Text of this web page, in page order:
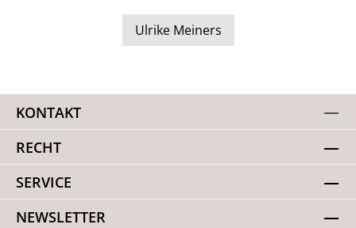
Ulrike Meiners
KONTAKT
RECHT
SERVICE
NEWSLETTER